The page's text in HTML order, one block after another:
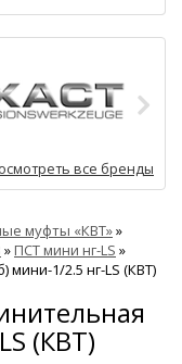
все бренды
муфты «КВТ»»
»ПСТ мини нг-LS »
1/2.5 нг-LS (КВТ)
(КВТ)